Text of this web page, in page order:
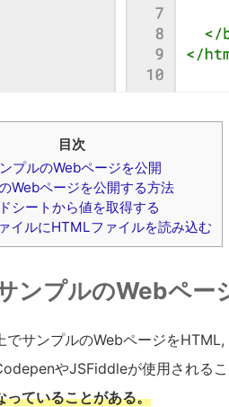
目次
プルのWebページを公開
Webページを公開する方法
シートから値を取得する
イルにHTMLファイルを読み込む
ンプルのWebペー
でサンプルのWebページを
やJSFiddleが使用されるこ
っていることがある。